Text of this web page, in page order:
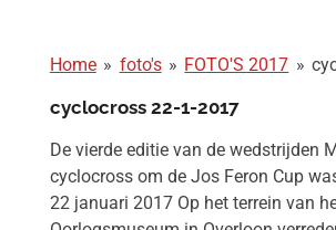
Home » foto's » FOTO'S 2017 »
cyclocross 22-1-2017
De vierde editie van de wedstrijden
cyclocross om de Jos Feron Cup
22 januari 2017 Op het terrein van